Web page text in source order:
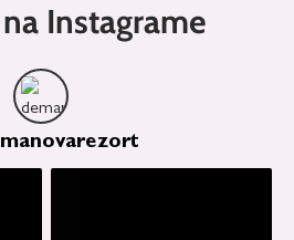
Instagrame